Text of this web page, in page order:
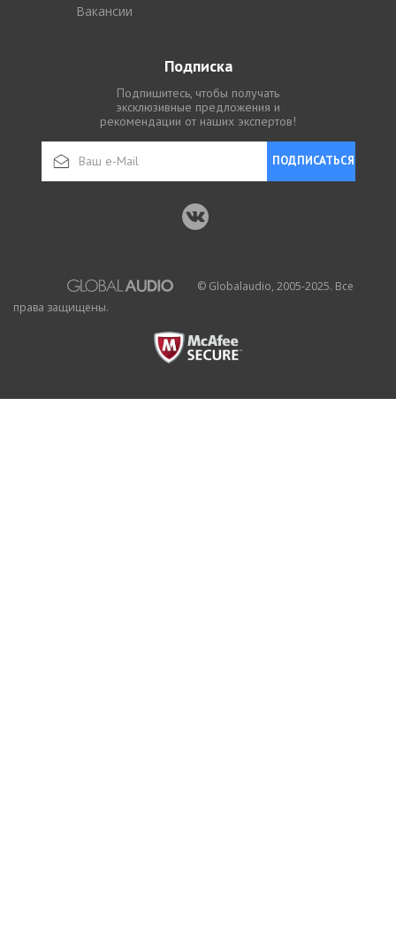
Вакансии
Подписка
Подпишитесь, чтобы получать
эксклюзивные предложения и
рекомендации от наших экспертов!
ПОДПИСАТЬСЯ
© Globalaudio, 2005-2025. Все
права защищены.